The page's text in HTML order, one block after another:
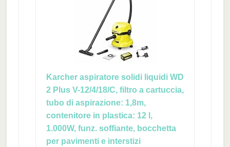
Karcher aspiratore solidi liquidi WD
2 Plus V-12/4/18/C, filtro a cartuccia,
tubo di aspirazione: 1,8m,
contenitore in plastica: 12 l,
1.000W, funz. soffiante, bocchetta
per pavimenti e interstizi